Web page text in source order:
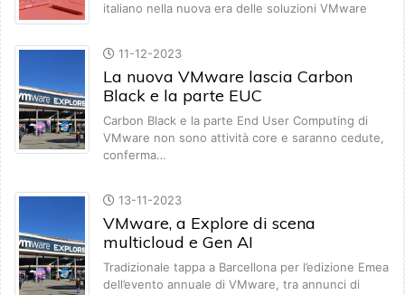
italiano nella nuova era delle soluzioni VMware
11-12-2023
La nuova VMware lascia Carbon
Black e la parte EUC
Carbon Black e la parte End User Computing di
VMware non sono attività core e saranno cedute,
conferma…
13-11-2023
VMware, a Explore di scena
multicloud e Gen AI
Tradizionale tappa a Barcellona per l’edizione Emea
dell’evento annuale di VMware, tra annunci di